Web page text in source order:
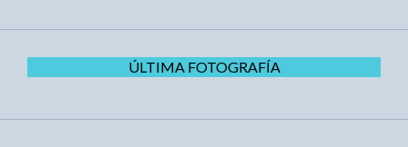
ÚLTIMA FOTOGRAFÍA